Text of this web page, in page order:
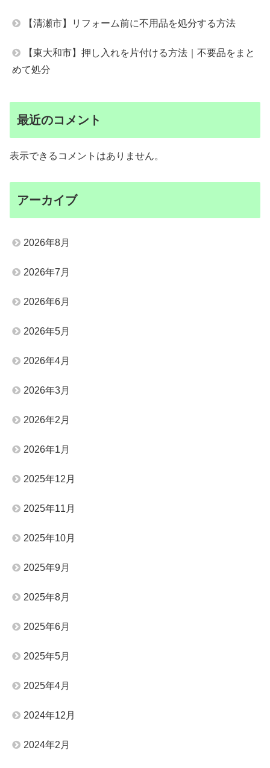
【清瀬市】リフォーム前に不用品を処分する方法
【東大和市】押し入れを片付ける方法｜不要品をまと
めて処分
最近のコメント
表示できるコメントはありません。
アーカイブ
2026年8月
2026年7月
2026年6月
2026年5月
2026年4月
2026年3月
2026年2月
2026年1月
2025年12月
2025年11月
2025年10月
2025年9月
2025年8月
2025年6月
2025年5月
2025年4月
2024年12月
2024年2月